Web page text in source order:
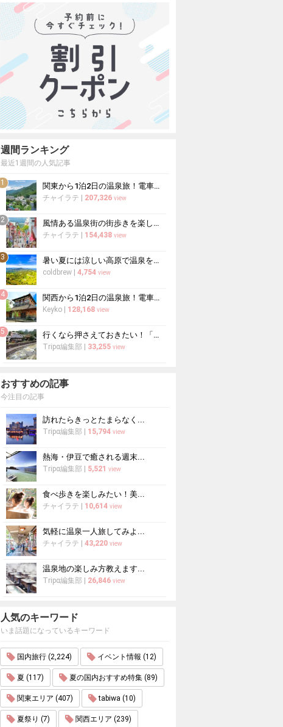
週間ランキング
最近1週間の人気記事
1 関東から1泊2日の温泉旅！電車で行ける温泉地おすすめ15選
チャイラテ 207,326 view
2 風情ある温泉街の街歩きを楽しもう♪街歩きが楽しい温泉地10選
チャイラテ 154,438 view
3 暑い夏には涼しい高原で温泉を堪能！避暑地のおすすめ温泉10選
coldbrew 4,754 view
4 関西から1泊2日の温泉旅！電車で行ける温泉地おすすめ12選
Keyko 128,168 view
5 行くなら押さえておきたい！「湯西川温泉」おすすめ観光スポット
Tripα編集部 33,255 view
おすすめの記事
今注目の記事
訪れたらきっとたまらなく...
Tripα編集部 15,794 view
熱海・伊豆で癒される週末...
Tripα編集部 5,521 view
食べ歩きを楽しみたい！美...
チャイラテ 10,614 view
気軽に温泉一人旅してみよ...
チャイラテ 43,220 view
温泉地の楽しみ方教えます...
Tripα編集部 26,846 view
人気のキーワード
いま話題になっているキーワード
国内旅行 (2,224) イベント情報 (12)
夏 (117) 夏の国内おすすめ特集 (89)
関東エリア (407) tabiwa (10)
夏祭り (7) 関西エリア (239)